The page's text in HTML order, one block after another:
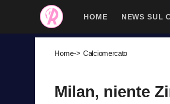
contenuto
HOME NEWS SUL
Home-> Calciomercato
Milan, niente